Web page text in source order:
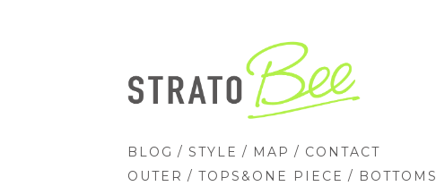
BLOG / STYLE / MAP / CONTACT
OUTER / TOPS&ONE PIECE / BOTTOMS